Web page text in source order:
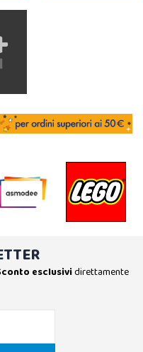
esclusividirettamente